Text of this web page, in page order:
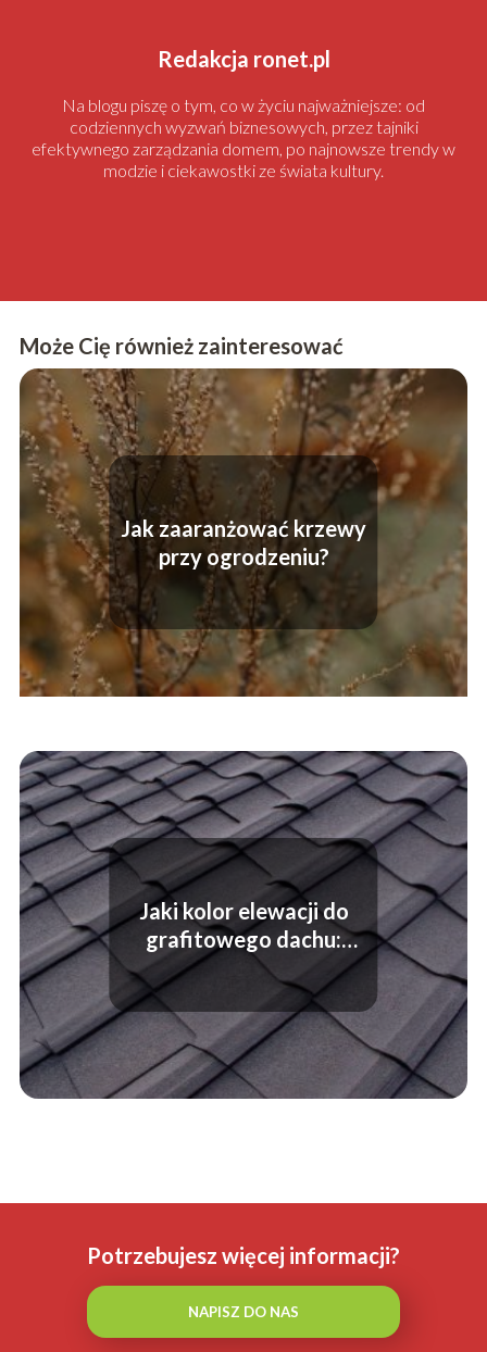
Redakcja ronet.pl
Na blogu piszę o tym, co w życiu najważniejsze: od
codziennych wyzwań biznesowych, przez tajniki
efektywnego zarządzania domem, po najnowsze trendy w
modzie i ciekawostki ze świata kultury.
Może Cię również zainteresować
Jak zaaranżować krzewy
przy ogrodzeniu?
Jaki kolor elewacji do
grafitowego dachu:
porady i inspiracje
Potrzebujesz więcej informacji?
NAPISZ DO NAS